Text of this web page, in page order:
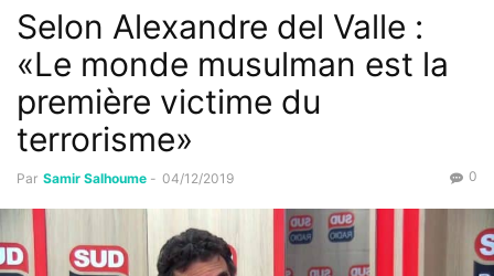
Selon Alexandre del Valle :
«Le monde musulman est la
première victime du
terrorisme»
Par Samir Salhoume - 04/12/2019 0